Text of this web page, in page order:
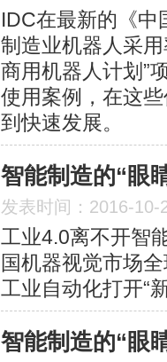
IDC在最新的《
制造业机器人采
商用机器人计划”
使用案例，在这
到快速发展。
智能制造的“眼
发表时间：2016-10-
工业4.0离不开智
国机器视觉市场
工业自动化打开“
智能制造的“眼